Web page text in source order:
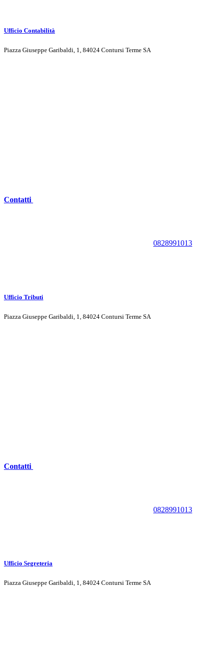
Ufficio Contabilità
Piazza Giuseppe Garibaldi, 1, 84024 Contursi Terme SA
Contatti
0828991013
Ufficio Tributi
Piazza Giuseppe Garibaldi, 1, 84024 Contursi Terme SA
Contatti
0828991013
Ufficio Segreteria
Piazza Giuseppe Garibaldi, 1, 84024 Contursi Terme SA